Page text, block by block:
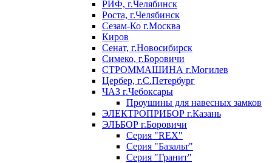
РИФ, г.Челябинск
Роста, г.Челябинск
Сезам-Ко г.Москва
Киров
Сенат, г.Новосибирск
Симеко, г.Боровичи
СТРОММАШИНА г.Могилев
Цербер, г.С.Петербург
ЧАЗ г.Чебоксары
Проушины для навесных замков
ЭЛЕКТРОПРИБОР г.Казань
ЭЛЬБОР г.Боровичи
Серия "REX"
Серия "Базальт"
Серия "Гранит"